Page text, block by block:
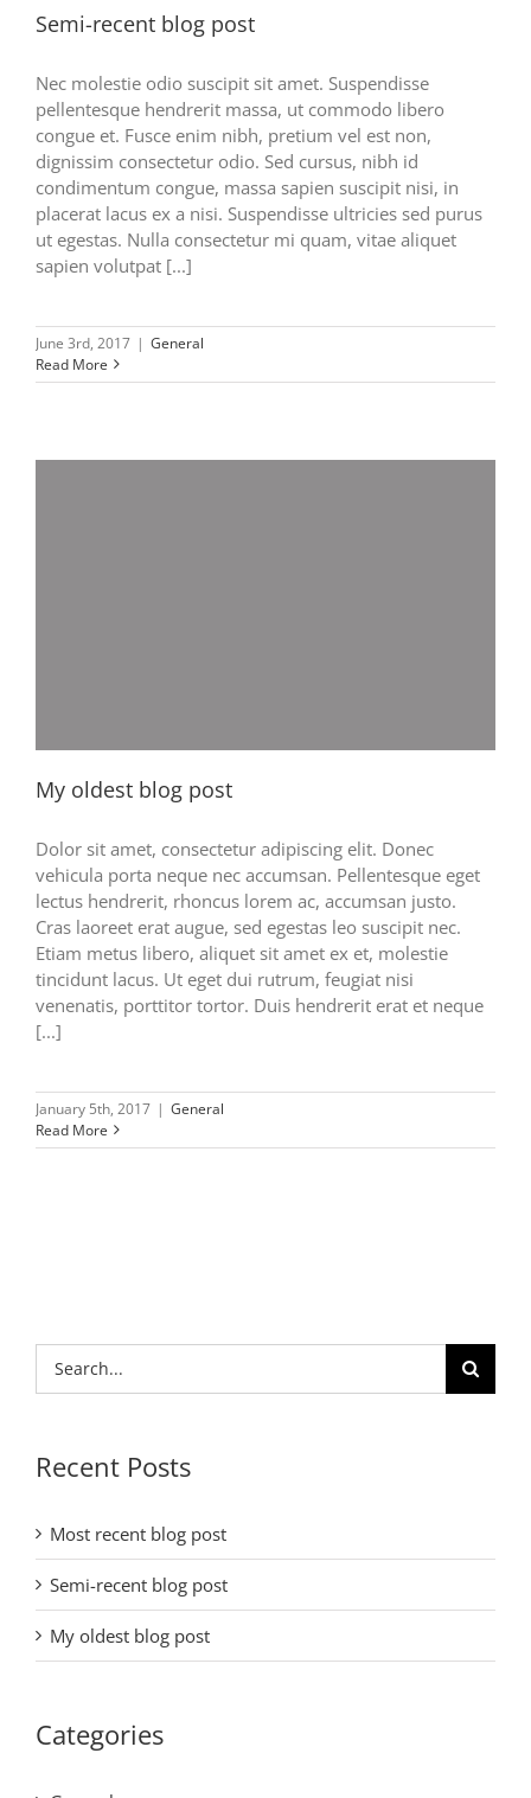
Semi-recent blog post
Nec molestie odio suscipit sit amet. Suspendisse
pellentesque hendrerit massa, ut commodo libero
congue et. Fusce enim nibh, pretium vel est non,
dignissim consectetur odio. Sed cursus, nibh id
condimentum congue, massa sapien suscipit nisi, in
placerat lacus ex a nisi. Suspendisse ultricies sed purus
ut egestas. Nulla consectetur mi quam, vitae aliquet
sapien volutpat [...]
June 3rd, 2017 | General
Read More
My oldest blog post
Dolor sit amet, consectetur adipiscing elit. Donec
vehicula porta neque nec accumsan. Pellentesque eget
lectus hendrerit, rhoncus lorem ac, accumsan justo.
Cras laoreet erat augue, sed egestas leo suscipit nec.
Etiam metus libero, aliquet sit amet ex et, molestie
tincidunt lacus. Ut eget dui rutrum, feugiat nisi
venenatis, porttitor tortor. Duis hendrerit erat et neque
[...]
January 5th, 2017 | General
Read More
for:
Recent Posts
Most recent blog post
Semi-recent blog post
My oldest blog post
Categories